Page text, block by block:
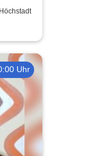
Uhr